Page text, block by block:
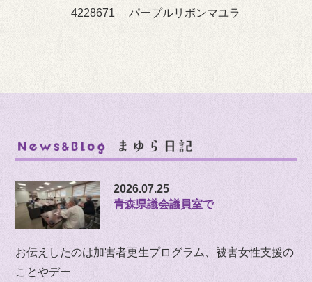
4228671 パープルリボンマユラ
2026.07.25
青森県議会議員室で
お伝えしたのは加害者更生プログラム、被害女性支援の
ことやデー